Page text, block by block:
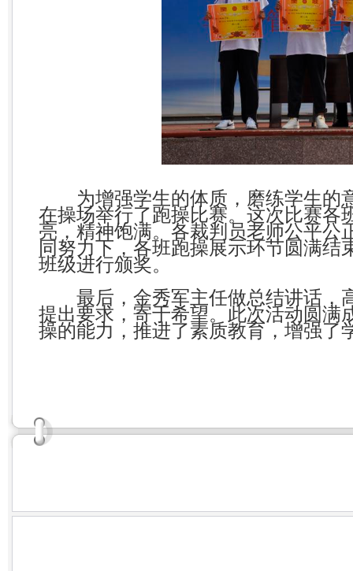
为增强学生的体质，磨练学生的
在操场举行了跑操比赛。这次比赛各
亮，精神饱满。各裁判员老师公平公
同努力下，各班跑操展示环节圆满
班级进行颁奖。
最后，金秀军主任做总结讲话，
提出要求，寄于希望。此次活动圆满
操的能力，推进了素质教育，增强了